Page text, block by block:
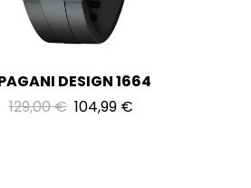
DESIGN 1664
129,00€ 104,99 €